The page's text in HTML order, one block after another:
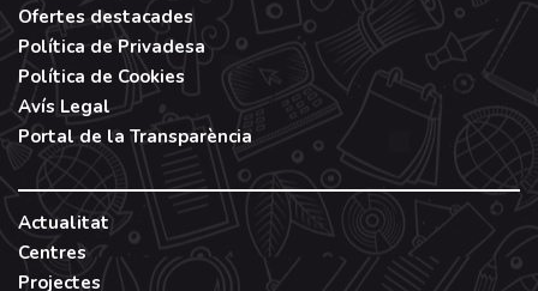
Ofertes destacades
Política de Privadesa
Política de Cookies
Avís Legal
Portal de la Transparència
Actualitat
Centres
Projectes